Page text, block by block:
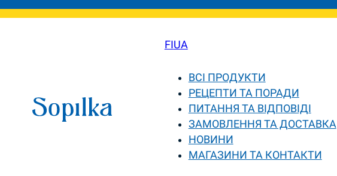
FIUA
ВСІ ПРОДУКТИ
РЕЦЕПТИ ТА ПОРАДИ
ПИТАННЯ ТА ВІДПОВІДІ
ЗАМОВЛЕННЯ ТА ДОСТАВКА
НОВИНИ
МАГАЗИНИ ТА КОНТАКТИ